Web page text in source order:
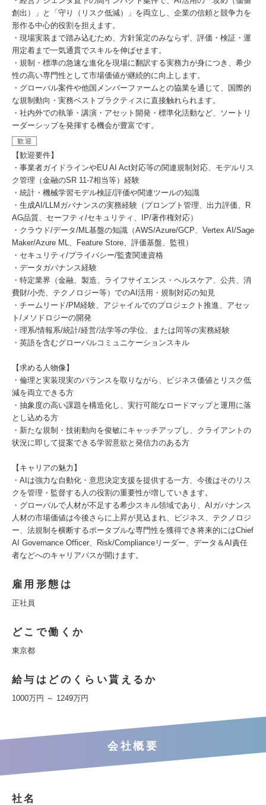
創出）」と「守り（リスク低減）」を両立し、企業の信頼と競争力を
形作る中心的役割を担えます。
・現場実装まで踏み込むため、方針策定のみならず、評価・検証・運
用定着まで一気通貫でスキルを伸ばせます。
・規制・標準の急速な進化を現場に翻訳する実務力が身につき、希少
性の高い専門性として市場価値が継続的に向上します。
・グローバル案件や他国メンバーファームとの協業を通じて、国際的
な規制動向・実務ベストプラクティスに直接触れられます。
・社内外での執筆・講演・アセット開発・標準化活動など、ソートリ
ーダーシップを発揮する機会が豊富です。
歓迎
【歓迎要件】
・事業者ガイドラインやEU AI Act対応等の関連規制対応、モデルリス
ク管理（金融のSR 11-7相当等）経験
・統計・機械学習モデル検証/評価や関連ツールの知識
・生成AI/LLMガバナンスの実務経験（プロンプト管理、出力評価、R
AG品質、セーフティ/セキュリティ、IP/著作権対応）
・クラウド/データ/ML基盤の知識（AWS/Azure/GCP、Vertex AI/Sage
Maker/Azure ML、Feature Store、評価基盤、監視）
・セキュリティ/プライバシー/監査関連資格
・データガバナンス経験
・特定業界（金融、製造、ライフサイエンス・ヘルスケア、公共、消
費財/小売、テクノロジー等）でのAI活用・規制対応の知見
・チームリード/PM経験、アジャイルでのプロジェクト推進、アセッ
ト/メソドロジーの開発
・理系/情報系/統計/経営/法学等の学位、または同等の実務経験
・英語を含むグローバルコミュニケーションスキル
【求める人物像】
・倫理と実装現実のバランスを取りながら、ビジネス価値とリスク低
減を両立できる方
・抽象度の高い課題を構造化し、実行可能なロードマップと運用に落
とし込める方
・新たな規制・技術動向を俊敏にキャッチアップし、クライアントの
状況に即して提案できる学習意欲と発信力のある方
【キャリアの魅力】
・AIは強力な自動化・意思決定支援を提供する一方、今後はそのリス
クを管理・監督する人の役割の重要性が増していきます。
・グローバルで人材が不足する希少スキル領域であり、AIガバナンス
人材の市場価値は今後さらに上昇が見込まれ、ビジネス、テクノロジ
ー、法規制を横断するポータブルな専門性を獲得でき将来的にはChief
AI Governance Officer、Risk/Complianceリーダー、データ＆AI責任
者などへのキャリアパスが開けます。
雇用形態は
正社員
どこで働くか
東京都
給与はどのくらい貰えるか
1000万円 ～ 1249万円
会社概要
社名